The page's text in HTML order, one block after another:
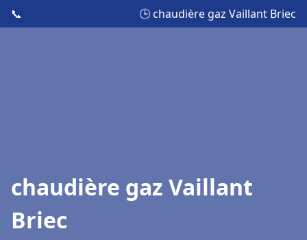
📞 🕒 chaudière gaz Vaillant Briec
chaudière gaz Vaillant
Briec